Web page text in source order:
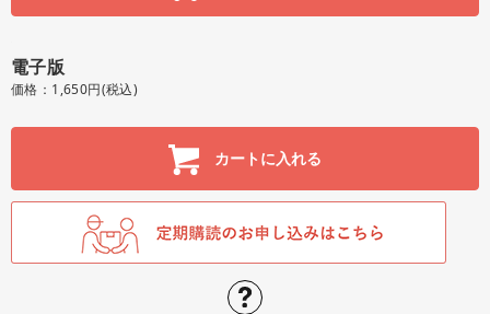
電子版
価格：1,650円(税込)
カートに入れる